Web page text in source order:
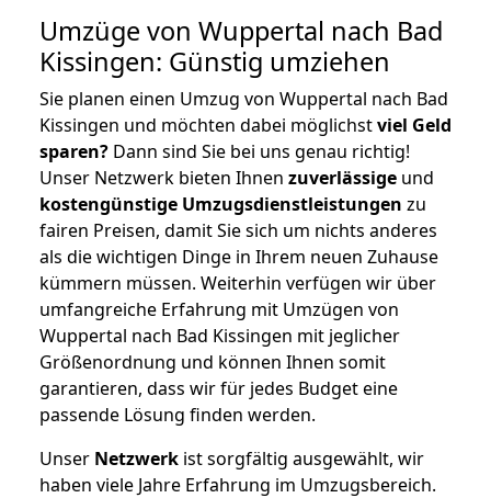
Umzüge von Wuppertal nach Bad
Kissingen: Günstig umziehen
Sie planen einen Umzug von Wuppertal nach Bad
Kissingen und möchten dabei möglichstviel Geld
sparen? Dann sind Sie bei uns genau richtig!
Unser Netzwerk bieten Ihnen zuverlässige und
kostengünstige Umzugsdienstleistungen zu
fairen Preisen, damit Sie sich um nichts anderes
als die wichtigen Dinge in Ihrem neuen Zuhause
kümmern müssen. Weiterhin verfügen wir über
umfangreiche Erfahrung mit Umzügen von
Wuppertal nach Bad Kissingen mit jeglicher
Größenordnung und können Ihnen somit
garantieren, dass wir für jedes Budget eine
passende Lösung finden werden.
Unser Netzwerk ist sorgfältig ausgewählt, wir
haben viele Jahre Erfahrung im Umzugsbereich.